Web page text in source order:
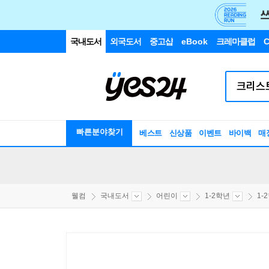
국내도서 외국도서 중고샵 eBook 크레마클럽
빠른분야찾기 베스트 신상품 이벤트 바이백 매
웰컴 국내도서 어린이 1-2학년 1-